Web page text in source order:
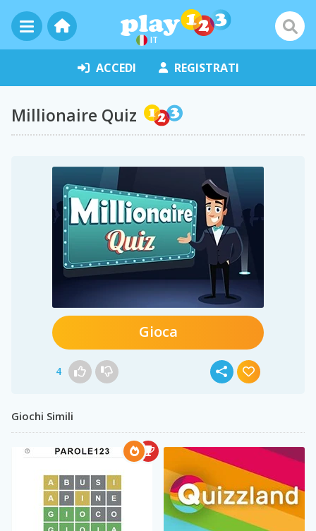
IT
ACCEDI REGISTRATI
Millionaire Quiz
Gioca
4
Giochi Simili